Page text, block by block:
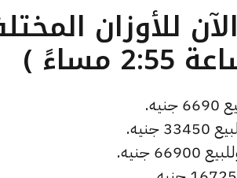
ما هو سعر الذهب عيار 21 الآن للأوزان